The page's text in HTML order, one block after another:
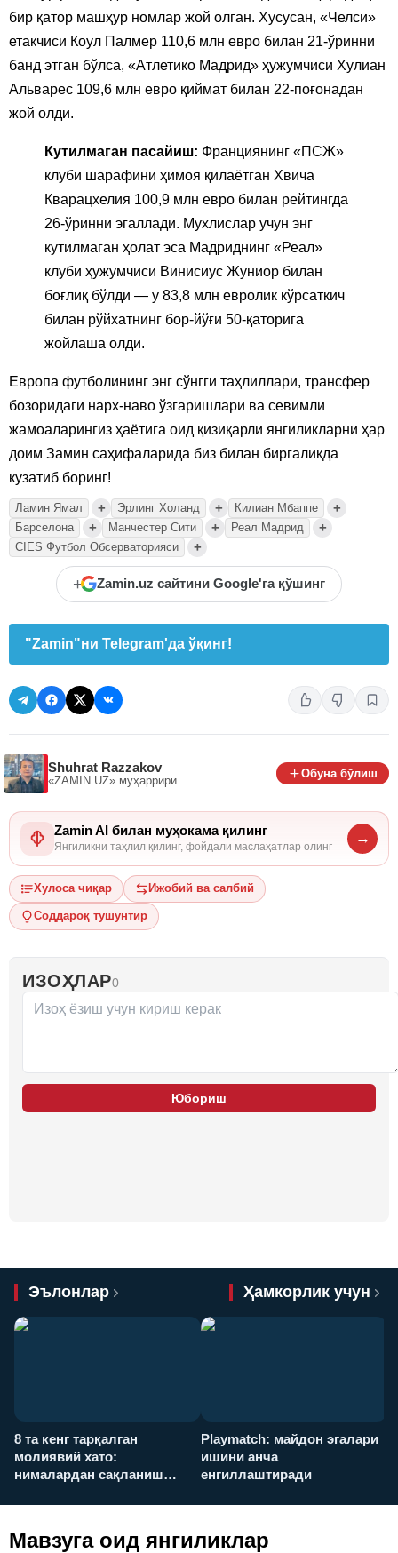
бир қатор машҳур номлар жой олган. Хусусан, «Челси»
етакчиси Коул Палмер 110,6 млн евро билан 21-ўринни
банд этган бўлса, «Атлетико Мадрид» ҳужумчиси Хулиан
Альварес 109,6 млн евро қиймат билан 22-поғонадан
жой олди.
Кутилмаган пасайиш: Франциянинг «ПСЖ»
клуби шарафини ҳимоя қилаётган Хвича
Кварацхелия 100,9 млн евро билан рейтингда
26-ўринни эгаллади. Мухлислар учун энг
кутилмаган ҳолат эса Мадриднинг «Реал»
клуби ҳужумчиси Винисиус Жуниор билан
боғлиқ бўлди — у 83,8 млн евролик кўрсаткич
билан рўйхатнинг бор-йўғи 50-қаторига
жойлаша олди.
Европа футболининг энг сўнгги таҳлиллари, трансфер
бозоридаги нарх-наво ўзгаришлари ва севимли
жамоаларингиз ҳаётига оид қизиқарли янгиликларни ҳар
доим Замин саҳифаларида биз билан биргаликда
кузатиб боринг!
Ламин Ямал + Эрлинг Холанд + Килиан Мбаппе +
Барселона + Манчестер Сити + Реал Мадрид +
CIES Футбол Обсерваторияси +
+ Zamin.uz сайтини Google'га қўшинг
"Zamin"ни Telegram'да ўқинг!
Shuhrat Razzakov
«ZAMIN.UZ» муҳаррири
Обуна бўлиш
Zamin AI билан муҳокама қилинг
Янгиликни таҳлил қилинг, фойдали маслаҳатлар олинг
→
Хулоса чиқар Ижобий ва салбий
Соддароқ тушунтир
ИЗОҲЛАР0
Юбориш
Эълонлар Ҳамкорлик учун
8 та кенг тарқалган
молиявий хато:
нималардан сақланиш
Playmatch: майдон эгалари
ишини анча
енгиллаштиради
Мавзуга оид янгиликлар